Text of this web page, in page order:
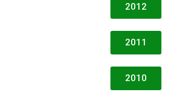
2012
2011
2010